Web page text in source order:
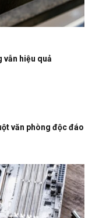
vẫn hiệu quả
văn phòng độc đáo